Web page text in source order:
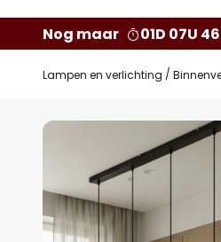
Nog maar 01D 07U
Lampen en verlichting
Ga
einde
van